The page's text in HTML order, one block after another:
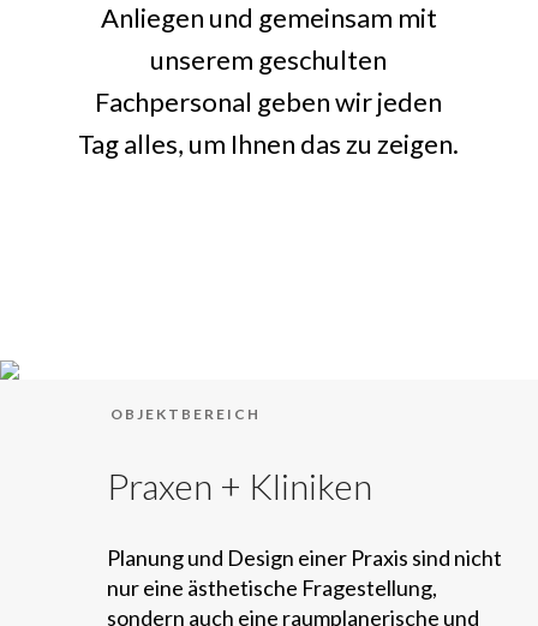
Anliegen und gemeinsam mit
unserem geschulten
Fachpersonal geben wir jeden
Tag alles, um Ihnen das zu zeigen.
OBJEKTBEREICH
Praxen + Kliniken
Planung und Design einer Praxis sind nicht
nur eine ästhetische Fragestellung,
sondern auch eine raumplanerische und